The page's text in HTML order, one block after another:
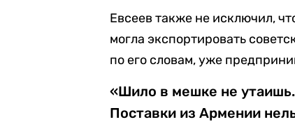
Евсеев также не исключил,
могла экспортировать
по его словам, уже
«Шило в мешке не
Поставки из Армении